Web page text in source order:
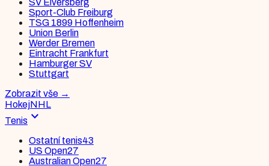
SV Elversberg
Sport-Club Freiburg
TSG 1899 Hoffenheim
Union Berlin
Werder Bremen
Eintracht Frankfurt
Hamburger SV
Stuttgart
Zobrazit vše →
HokejNHL
Tenis expand_more
Ostatní tenis43
US Open27
Australian Open27